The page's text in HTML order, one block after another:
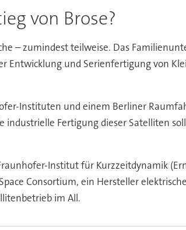
von Brose?
– zumindest teilweise. Das
und Serienfertigung von
Instituten und einem Berliner
Fertigung dieser Satelliten
Institut für Kurzzeitdynamik
Consortium, ein Hersteller
im All.